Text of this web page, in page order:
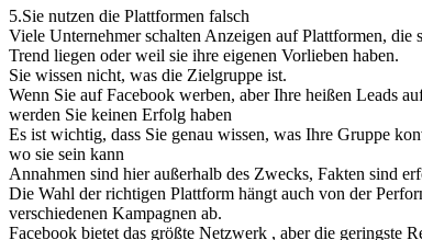
5.Sie nutzen die Plattformen falsch
Viele Unternehmer schalten Anzeigen auf Plattformen, die
Trend liegen oder weil sie ihre eigenen Vorlieben haben.
Sie wissen nicht, was die Zielgruppe ist.
Wenn Sie auf Facebook werben, aber Ihre heißen Leads
werden Sie keinen Erfolg haben
Es ist wichtig, dass Sie genau wissen, was Ihre Gruppe
wo sie sein kann
Annahmen sind hier außerhalb des Zwecks, Fakten sind
Die Wahl der richtigen Plattform hängt auch von der
verschiedenen Kampagnen ab.
Facebook bietet das größte Netzwerk , aber die geringste